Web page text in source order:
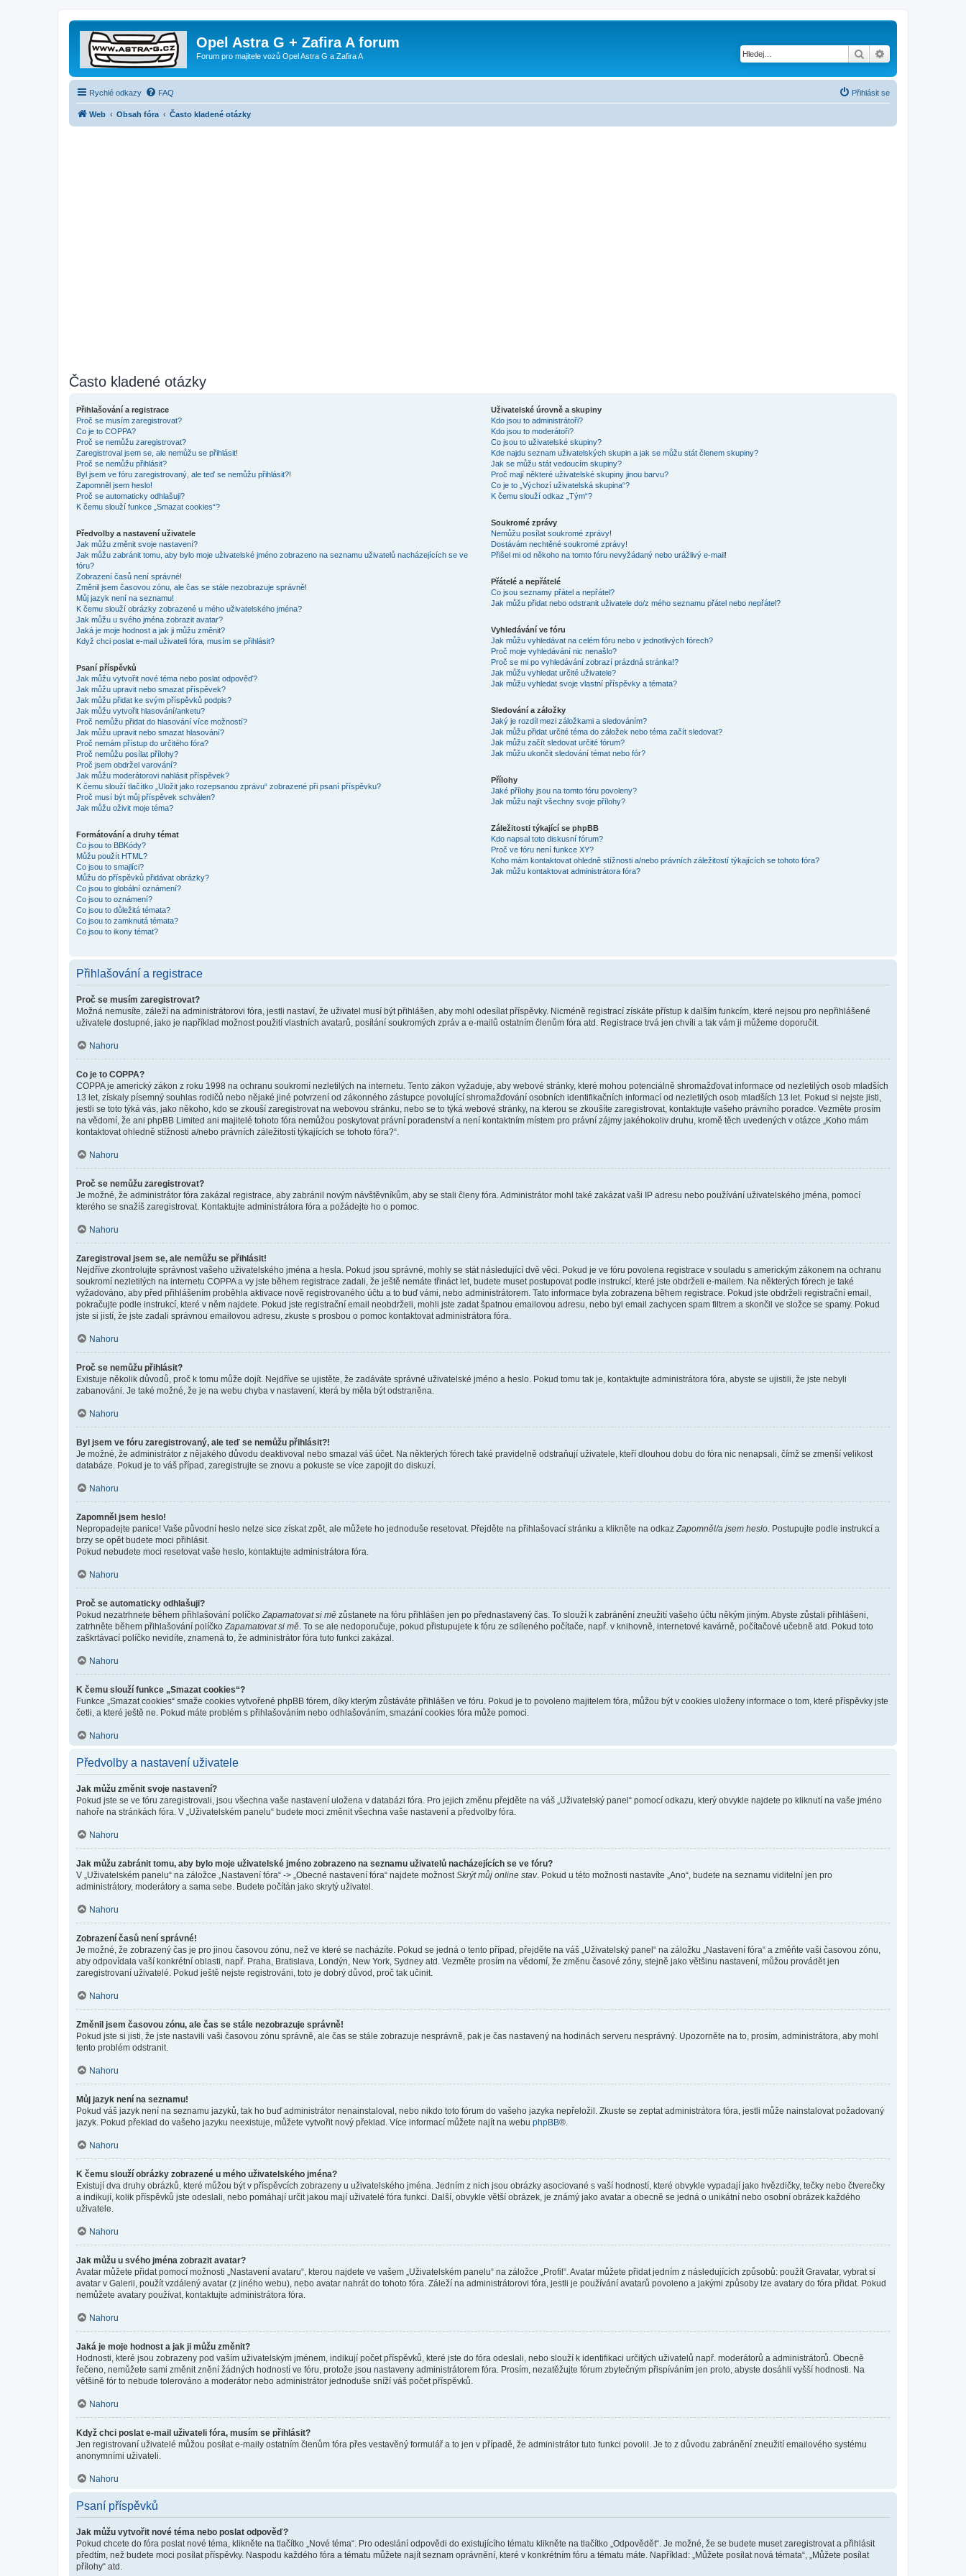
Opel Astra G + Zafira A forum
Forum pro majitele vozů Opel Astra G a Zafira A Hledat
Rychlé odkazy FAQ Přihlásit se
Web Obsah fóra Často kladené otázky
Často kladené otázky
Přihlašování a registrace
Proč se musím zaregistrovat?
Co je to COPPA?
Proč se nemůžu zaregistrovat?
Zaregistroval jsem se, ale nemůžu se přihlásit!
Proč se nemůžu přihlásit?
Byl jsem ve fóru zaregistrovaný, ale teď se nemůžu přihlásit?!
Zapomněl jsem heslo!
Proč se automaticky odhlašuji?
K čemu slouží funkce „Smazat cookies“?
Předvolby a nastavení uživatele
Jak můžu změnit svoje nastavení?
Jak můžu zabránit tomu, aby bylo moje uživatelské jméno zobrazeno na seznamu uživatelů nacházejících se ve
fóru?
Zobrazení časů není správné!
Změnil jsem časovou zónu, ale čas se stále nezobrazuje správně!
Můj jazyk není na seznamu!
K čemu slouží obrázky zobrazené u mého uživatelského jména?
Jak můžu u svého jména zobrazit avatar?
Jaká je moje hodnost a jak ji můžu změnit?
Když chci poslat e-mail uživateli fóra, musím se přihlásit?
Psaní příspěvků
Jak můžu vytvořit nové téma nebo poslat odpověď?
Jak můžu upravit nebo smazat příspěvek?
Jak můžu přidat ke svým příspěvků podpis?
Jak můžu vytvořit hlasování/anketu?
Proč nemůžu přidat do hlasování více možností?
Jak můžu upravit nebo smazat hlasování?
Proč nemám přístup do určitého fóra?
Proč nemůžu posílat přílohy?
Proč jsem obdržel varování?
Jak můžu moderátorovi nahlásit příspěvek?
K čemu slouží tlačítko „Uložit jako rozepsanou zprávu“ zobrazené při psaní příspěvku?
Proč musí být můj příspěvek schválen?
Jak můžu oživit moje téma?
Formátování a druhy témat
Co jsou to BBKódy?
Můžu použít HTML?
Co jsou to smajlíci?
Můžu do příspěvků přidávat obrázky?
Co jsou to globální oznámení?
Co jsou to oznámení?
Co jsou to důležitá témata?
Co jsou to zamknutá témata?
Co jsou to ikony témat?
Uživatelské úrovně a skupiny
Kdo jsou to administrátoři?
Kdo jsou to moderátoři?
Co jsou to uživatelské skupiny?
Kde najdu seznam uživatelských skupin a jak se můžu stát členem skupiny?
Jak se můžu stát vedoucím skupiny?
Proč mají některé uživatelské skupiny jinou barvu?
Co je to „Výchozí uživatelská skupina“?
K čemu slouží odkaz „Tým“?
Soukromé zprávy
Nemůžu posílat soukromé zprávy!
Dostávám nechtěné soukromé zprávy!
Přišel mi od někoho na tomto fóru nevyžádaný nebo urážlivý e-mail!
Přátelé a nepřátelé
Co jsou seznamy přátel a nepřátel?
Jak můžu přidat nebo odstranit uživatele do/z mého seznamu přátel nebo nepřátel?
Vyhledávání ve fóru
Jak můžu vyhledávat na celém fóru nebo v jednotlivých fórech?
Proč moje vyhledávání nic nenašlo?
Proč se mi po vyhledávání zobrazí prázdná stránka!?
Jak můžu vyhledat určité uživatele?
Jak můžu vyhledat svoje vlastní příspěvky a témata?
Sledování a záložky
Jaký je rozdíl mezi záložkami a sledováním?
Jak můžu přidat určité téma do záložek nebo téma začít sledovat?
Jak můžu začít sledovat určité fórum?
Jak můžu ukončit sledování témat nebo fór?
Přílohy
Jaké přílohy jsou na tomto fóru povoleny?
Jak můžu najít všechny svoje přílohy?
Záležitosti týkající se phpBB
Kdo napsal toto diskusní fórum?
Proč ve fóru není funkce XY?
Koho mám kontaktovat ohledně stížnosti a/nebo právních záležitostí týkajících se tohoto fóra?
Jak můžu kontaktovat administrátora fóra?
Přihlašování a registrace
Proč se musím zaregistrovat?
Možná nemusíte, záleží na administrátorovi fóra, jestli nastaví, že uživatel musí být přihlášen, aby mohl odesílat příspěvky. Nicméně registrací získáte přístup k dalším funkcím, které nejsou pro nepřihlášené
uživatele dostupné, jako je například možnost použití vlastních avatarů, posílání soukromých zpráv a e-mailů ostatním členům fóra atd. Registrace trvá jen chvíli a tak vám ji můžeme doporučit.
Nahoru
Co je to COPPA?
COPPA je americký zákon z roku 1998 na ochranu soukromí nezletilých na internetu. Tento zákon vyžaduje, aby webové stránky, které mohou potenciálně shromažďovat informace od nezletilých osob mladších
13 let, získaly písemný souhlas rodičů nebo nějaké jiné potvrzení od zákonného zástupce povolující shromažďování osobních identifikačních informací od nezletilých osob mladších 13 let. Pokud si nejste jisti,
jestli se toto týká vás, jako někoho, kdo se zkouší zaregistrovat na webovou stránku, nebo se to týká webové stránky, na kterou se zkoušíte zaregistrovat, kontaktujte vašeho právního poradce. Vezměte prosím
na vědomí, že ani phpBB Limited ani majitelé tohoto fóra nemůžou poskytovat právní poradenství a není kontaktním místem pro právní zájmy jakéhokoliv druhu, kromě těch uvedených v otázce „Koho mám
kontaktovat ohledně stížnosti a/nebo právních záležitostí týkajících se tohoto fóra?“.
Nahoru
Proč se nemůžu zaregistrovat?
Je možné, že administrátor fóra zakázal registrace, aby zabránil novým návštěvníkům, aby se stali členy fóra. Administrátor mohl také zakázat vaši IP adresu nebo používání uživatelského jména, pomocí
kterého se snažíš zaregistrovat. Kontaktujte administrátora fóra a požádejte ho o pomoc.
Nahoru
Zaregistroval jsem se, ale nemůžu se přihlásit!
Nejdříve zkontrolujte správnost vašeho uživatelského jména a hesla. Pokud jsou správné, mohly se stát následující dvě věci. Pokud je ve fóru povolena registrace v souladu s americkým zákonem na ochranu
soukromí nezletilých na internetu COPPA a vy jste během registrace zadali, že ještě nemáte třináct let, budete muset postupovat podle instrukcí, které jste obdrželi e-mailem. Na některých fórech je také
vyžadováno, aby před přihlášením proběhla aktivace nově registrovaného účtu a to buď vámi, nebo administrátorem. Tato informace byla zobrazena během registrace. Pokud jste obdrželi registrační email,
pokračujte podle instrukcí, které v něm najdete. Pokud jste registrační email neobdrželi, mohli jste zadat špatnou emailovou adresu, nebo byl email zachycen spam filtrem a skončil ve složce se spamy. Pokud
jste si jistí, že jste zadali správnou emailovou adresu, zkuste s prosbou o pomoc kontaktovat administrátora fóra.
Nahoru
Proč se nemůžu přihlásit?
Existuje několik důvodů, proč k tomu může dojít. Nejdříve se ujistěte, že zadáváte správné uživatelské jméno a heslo. Pokud tomu tak je, kontaktujte administrátora fóra, abyste se ujistili, že jste nebyli
zabanováni. Je také možné, že je na webu chyba v nastavení, která by měla být odstraněna.
Nahoru
Byl jsem ve fóru zaregistrovaný, ale teď se nemůžu přihlásit?!
Je možné, že administrátor z nějakého důvodu deaktivoval nebo smazal váš účet. Na některých fórech také pravidelně odstraňují uživatele, kteří dlouhou dobu do fóra nic nenapsali, čímž se zmenší velikost
databáze. Pokud je to váš případ, zaregistrujte se znovu a pokuste se více zapojit do diskuzí.
Nahoru
Zapomněl jsem heslo!
Nepropadejte panice! Vaše původní heslo nelze sice získat zpět, ale můžete ho jednoduše resetovat. Přejděte na přihlašovací stránku a klikněte na odkaz Zapomněl/a jsem heslo . Postupujte podle instrukcí a
brzy se opět budete moci přihlásit.
Pokud nebudete moci resetovat vaše heslo, kontaktujte administrátora fóra.
Nahoru
Proč se automaticky odhlašuji?
Pokud nezatrhnete během přihlašování políčko Zapamatovat si mě zůstanete na fóru přihlášen jen po přednastavený čas. To slouží k zabránění zneužití vašeho účtu někým jiným. Abyste zůstali přihlášeni,
zatrhněte během přihlašování políčko Zapamatovat si mě . To se ale nedoporučuje, pokud přistupujete k fóru ze sdíleného počítače, např. v knihovně, internetové kavárně, počítačové učebně atd. Pokud toto
zaškrtávací políčko nevidíte, znamená to, že administrátor fóra tuto funkci zakázal.
Nahoru
K čemu slouží funkce „Smazat cookies“?
Funkce „Smazat cookies“ smaže cookies vytvořené phpBB fórem, díky kterým zůstáváte přihlášen ve fóru. Pokud je to povoleno majitelem fóra, můžou být v cookies uloženy informace o tom, které příspěvky jste
četli, a které ještě ne. Pokud máte problém s přihlašováním nebo odhlašováním, smazání cookies fóra může pomoci.
Nahoru
Předvolby a nastavení uživatele
Jak můžu změnit svoje nastavení?
Pokud jste se ve fóru zaregistrovali, jsou všechna vaše nastavení uložena v databázi fóra. Pro jejich změnu přejděte na váš „Uživatelský panel“ pomocí odkazu, který obvykle najdete po kliknutí na vaše jméno
nahoře na stránkách fóra. V „Uživatelském panelu“ budete moci změnit všechna vaše nastavení a předvolby fóra.
Nahoru
Jak můžu zabránit tomu, aby bylo moje uživatelské jméno zobrazeno na seznamu uživatelů nacházejících se ve fóru?
V „Uživatelském panelu“ na záložce „Nastavení fóra“ -> „Obecné nastavení fóra“ najdete možnost Skrýt můj online stav. Pokud u této možnosti nastavíte „Ano“, budete na seznamu viditelní jen pro
administrátory, moderátory a sama sebe. Budete počítán jako skrytý uživatel.
Nahoru
Zobrazení časů není správné!
Je možné, že zobrazený čas je pro jinou časovou zónu, než ve které se nacházíte. Pokud se jedná o tento případ, přejděte na váš „Uživatelský panel“ na záložku „Nastavení fóra“ a změňte vaši časovou zónu,
aby odpovídala vaší konkrétní oblasti, např. Praha, Bratislava, Londýn, New York, Sydney atd. Vezměte prosím na vědomí, že změnu časové zóny, stejně jako většinu nastavení, můžou provádět jen
zaregistrovaní uživatelé. Pokud ještě nejste registrováni, toto je dobrý důvod, proč tak učinit.
Nahoru
Změnil jsem časovou zónu, ale čas se stále nezobrazuje správně!
Pokud jste si jisti, že jste nastavili vaši časovou zónu správně, ale čas se stále zobrazuje nesprávně, pak je čas nastavený na hodinách serveru nesprávný. Upozorněte na to, prosím, administrátora, aby mohl
tento problém odstranit.
Nahoru
Můj jazyk není na seznamu!
Pokud váš jazyk není na seznamu jazyků, tak ho buď administrátor nenainstaloval, nebo nikdo toto fórum do vašeho jazyka nepřeložil. Zkuste se zeptat administrátora fóra, jestli může nainstalovat požadovaný
jazyk. Pokud překlad do vašeho jazyku neexistuje, můžete vytvořit nový překlad. Více informací můžete najít na webu phpBB®.
Nahoru
K čemu slouží obrázky zobrazené u mého uživatelského jména?
Existují dva druhy obrázků, které můžou být v příspěvcích zobrazeny u uživatelského jména. Jedním z nich jsou obrázky asociované s vaší hodností, které obvykle vypadají jako hvězdičky, tečky nebo čtverečky
a indikují, kolik příspěvků jste odeslali, nebo pomáhají určit jakou mají uživatelé fóra funkci. Další, obvykle větší obrázek, je známý jako avatar a obecně se jedná o unikátní nebo osobní obrázek každého
uživatele.
Nahoru
Jak můžu u svého jména zobrazit avatar?
Avatar můžete přidat pomocí možnosti „Nastavení avataru“, kterou najdete ve vašem „Uživatelském panelu“ na záložce „Profil“. Avatar můžete přidat jedním z následujících způsobů: použít Gravatar, vybrat si
avatar v Galerii, použít vzdálený avatar (z jiného webu), nebo avatar nahrát do tohoto fóra. Záleží na administrátorovi fóra, jestli je používání avatarů povoleno a jakými způsoby lze avatary do fóra přidat. Pokud
nemůžete avatary používat, kontaktujte administrátora fóra.
Nahoru
Jaká je moje hodnost a jak ji můžu změnit?
Hodnosti, které jsou zobrazeny pod vaším uživatelským jménem, indikují počet příspěvků, které jste do fóra odeslali, nebo slouží k identifikaci určitých uživatelů např. moderátorů a administrátorů. Obecně
řečeno, nemůžete sami změnit znění žádných hodností ve fóru, protože jsou nastaveny administrátorem fóra. Prosím, nezatěžujte fórum zbytečným přispíváním jen proto, abyste dosáhli vyšší hodnosti. Na
většině fór to nebude tolerováno a moderátor nebo administrátor jednoduše sníží váš počet příspěvků.
Nahoru
Když chci poslat e-mail uživateli fóra, musím se přihlásit?
Jen registrovaní uživatelé můžou posílat e-maily ostatním členům fóra přes vestavěný formulář a to jen v případě, že administrátor tuto funkci povolil. Je to z důvodu zabránění zneužití emailového systému
anonymními uživateli.
Nahoru
Psaní příspěvků
Jak můžu vytvořit nové téma nebo poslat odpověď?
Pokud chcete do fóra poslat nové téma, klikněte na tlačítko „Nové téma“. Pro odeslání odpovědi do existujícího tématu klikněte na tlačítko „Odpovědět“. Je možné, že se budete muset zaregistrovat a přihlásit
předtím, než budete moci posílat příspěvky. Naspodu každého fóra a tématu můžete najít seznam oprávnění, které v konkrétním fóru a tématu máte. Například: „Můžete posílat nová témata“, „Můžete posílat
přílohy“ atd.